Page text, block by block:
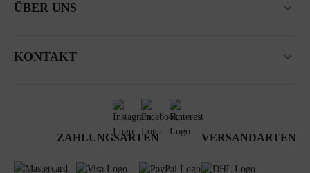
ÜBER UNS
KONTAKT
ZAHLUNGSARTEN VERSANDARTEN